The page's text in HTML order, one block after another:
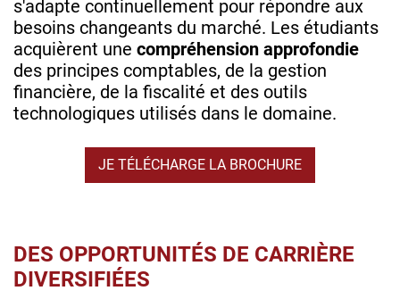
s'adapte continuellement pour répondre aux
besoins changeants du marché. Les étudiants
acquièrent une compréhension approfondie
des principes comptables, de la gestion
financière, de la fiscalité et des outils
technologiques utilisés dans le domaine.
JE TÉLÉCHARGE LA BROCHURE
DES OPPORTUNITÉS DE CARRIÈRE
DIVERSIFIÉES